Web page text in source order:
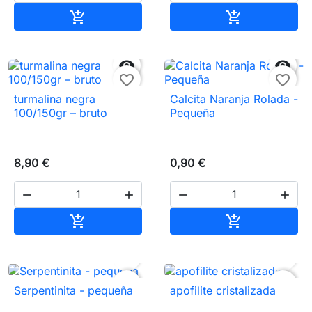
 

favorite_border
turmalina negra
100/150gr – bruto
8,90 €
 


favorite_border
Calcita Naranja Rolada -
Pequeña
0,90 €
 

favorite_border
Serpentinita - pequeña
favorite_border
apofilite cristalizada